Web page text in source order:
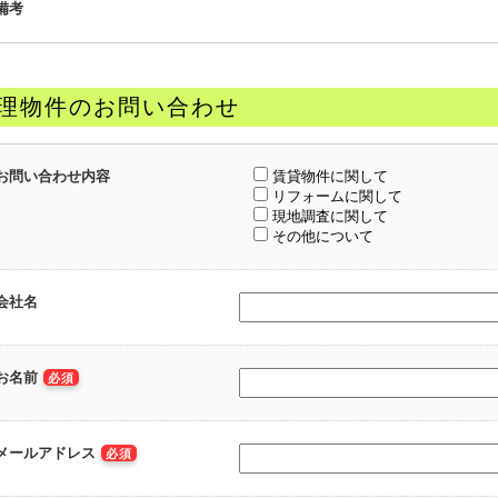
考
物件のお問い合わせ
問い合わせ内容
賃貸物件に関して
リフォームに関して
現地調査に関して
その他について
社名
名前 必須
ールアドレス 必須